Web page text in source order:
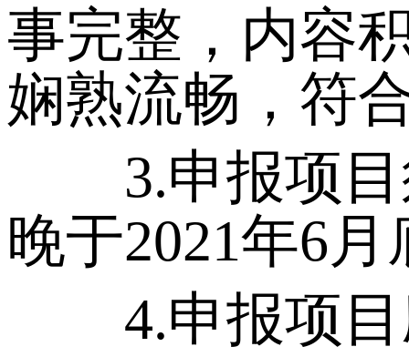
事完整，内容
娴熟流畅，符
3.申报项目
晚于2021年6
4.申报项目